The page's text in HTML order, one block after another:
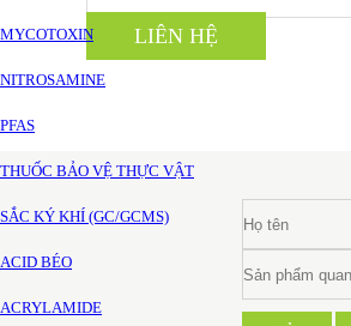
MYCOTOXIN
NITROSAMINE
PFAS
THUỐC BẢO VỆ THỰC VẬT
SẮC KÝ KHÍ (GC/GCMS)
ACID BÉO
ACRYLAMIDE
LIÊN HỆ